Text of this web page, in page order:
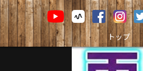
トップ